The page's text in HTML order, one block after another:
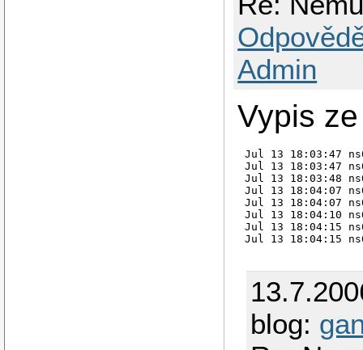
Admin
Vypis
Jul 13 18:03:47
Jul 13 18:03:47
Jul 13 18:03:48
Jul 13 18:04:07
Jul 13 18:04:07
Jul 13 18:04:10
Jul 13 18:04:15
blog: